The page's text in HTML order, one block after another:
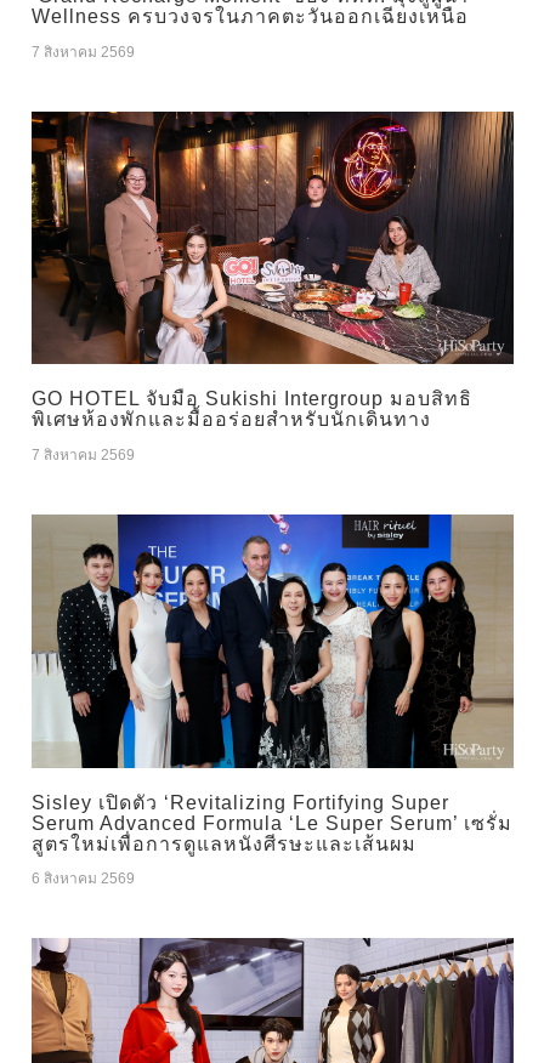
Wellness ครบวงจรในภาคตะวันออกเฉียงเหนือ
7 สิงหาคม 2569
GO HOTEL จับมือ Sukishi Intergroup มอบสิทธิ
พิเศษห้องพักและมื้ออร่อยสำหรับนักเดินทาง
7 สิงหาคม 2569
Sisley เปิดตัว ‘Revitalizing Fortifying Super
Serum Advanced Formula ‘Le Super Serum’ เซรั่ม
สูตรใหม่เพื่อการดูแลหนังศีรษะและเส้นผม
6 สิงหาคม 2569